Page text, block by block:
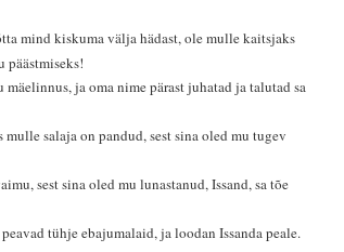
mind kiskuma välja hädast, ole mulle kaitsjaks
päästmiseks!
ja oma nime pärast juhatad ja talutad sa
salaja on pandud, sest sina oled mu tugev
sest sina oled mu lunastanud, Issand, sa tõe
tühje ebajumalaid, ja loodan Issanda peale.